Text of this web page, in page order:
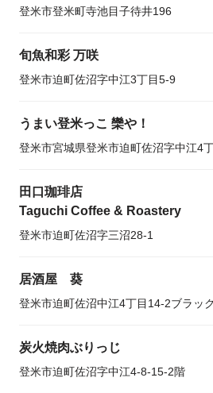
登米市登米町寺池目子待井196
旬魚和彩 万咲
登米市迫町佐沼字中江3丁目5-9
うまい登米っこ 欒や！
登米市宮城県登米市迫町佐沼字中江4
田口珈琲店
Taguchi Coffee & Roastery
登米市迫町佐沼字三沼28-1
居酒屋 葵
登米市迫町佐沼中江4丁目14-2ブラッ
炭火焼肉ぶりっじ
登米市迫町佐沼字中江4-8-15-2階